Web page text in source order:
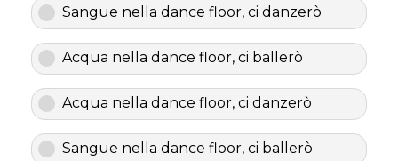
Sangue nella dance floor, ci danzerò
Acqua nella dance floor, ci ballerò
Acqua nella dance floor, ci danzerò
Sangue nella dance floor, ci ballerò